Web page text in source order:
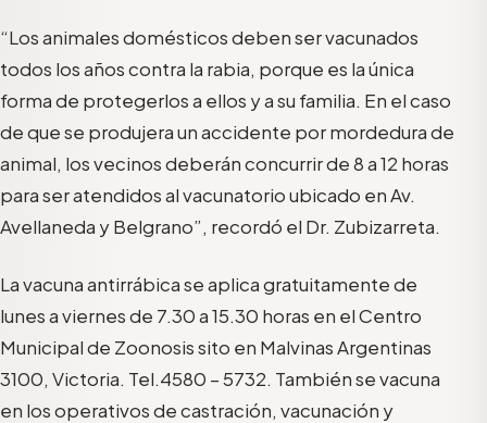
“Losanimalesdomésticosdebenservacunados
todos los años contra la rabia, porque es la única
forma de protegerlosa ellos y a su familia. En el caso
de que se produjera un accidente por mordedura de
animal, los vecinosdeberán concurrir de 8 a 12 horas
para ser atendidos alvacunatorioubicado en Av.
Avellaneda y Belgrano”, recordó el Dr. Zubizarreta.
La vacuna antirrábica se aplica gratuitamente de
lunes a viernes de 7.30 a 15.30 horas en el Centro
Municipal de Zoonosis sito en MalvinasArgentinas
3100, Victoria. Tel.4580 –5732. Tambiénsevacuna
en los operativos de castración, vacunación y